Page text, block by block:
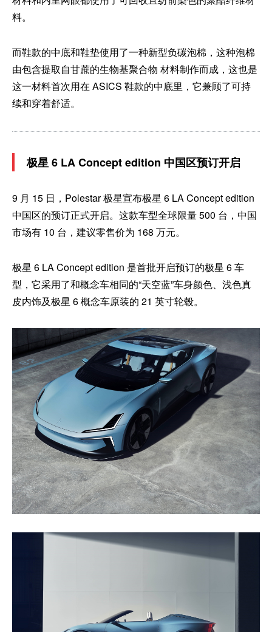
料。
而鞋款的中底和鞋垫使用了一种新型负碳泡棉，这种泡棉
由包含提取自甘蔗的生物基聚合物 材料制作而成，这也是
这一材料首次用在 ASICS 鞋款的中底里，它兼顾了可持
续和穿着舒适。
极星 6 LA Concept edition 中国区预订开启
9 月 15 日，Polestar 极星宣布极星 6 LA Concept edition
中国区的预订正式开启。这款车型全球限量 500 台，中国
市场有 10 台，建议零售价为 168 万元。
极星 6 LA Concept edition 是首批开启预订的极星 6 车
型，它采用了和概念车相同的“天空蓝”车身颜色、浅色真
皮内饰及极星 6 概念车原装的 21 英寸轮毂。